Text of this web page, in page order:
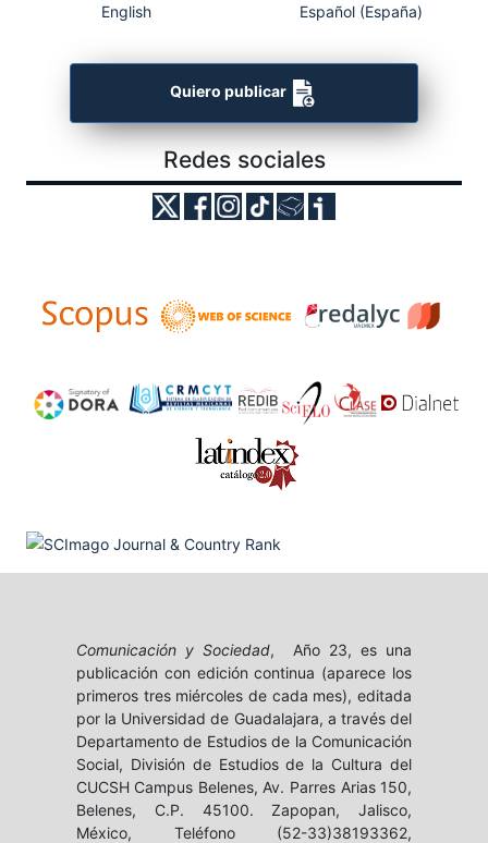
English Español (España)
Quiero publicar
Redes sociales
Comunicación y Sociedad, Año 23, es una
publicación con edición continua (aparece los
primeros tres miércoles de cada mes), editada
por la Universidad de Guadalajara, a través del
Departamento de Estudios de la Comunicación
Social, División de Estudios de la Cultura del
CUCSH Campus Belenes, Av. Parres Arias 150,
Belenes, C.P. 45100. Zapopan, Jalisco,
México, Teléfono (52-33)38193362,